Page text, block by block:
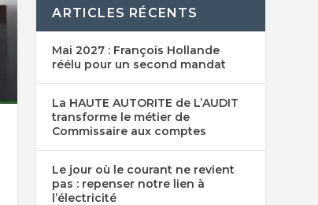
ARTICLES RÉCENTS
Mai 2027 : François Hollande
réélu pour un second mandat
La HAUTE AUTORITE de L’AUDIT
transforme le métier de
Commissaire aux comptes
Le jour où le courant ne revient
pas : repenser notre lien à
l’électricité